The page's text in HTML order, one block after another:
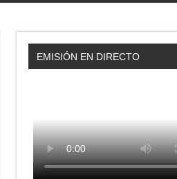
EMISIÓN EN DIRECTO